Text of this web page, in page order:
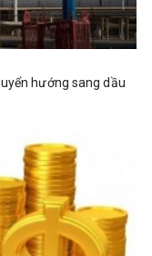
hướng sang dầu